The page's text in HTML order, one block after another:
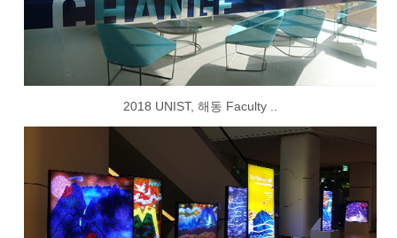
2018 UNIST, 해동 Faculty ..